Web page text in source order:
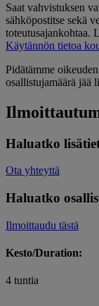
Saat vahvistuksen
sähköpostitse sekä
toteutusajankohtaa.
Käytännön tietoa
Pidätämme
osallistujamäärä jää
Haluatko
Ota yhteyttä
Haluatko
Ilmoittaudu tästä
Kesto/Duration:
4 tuntia